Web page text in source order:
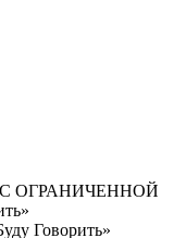
ОГРАНИЧЕННОЙ
Говорить»